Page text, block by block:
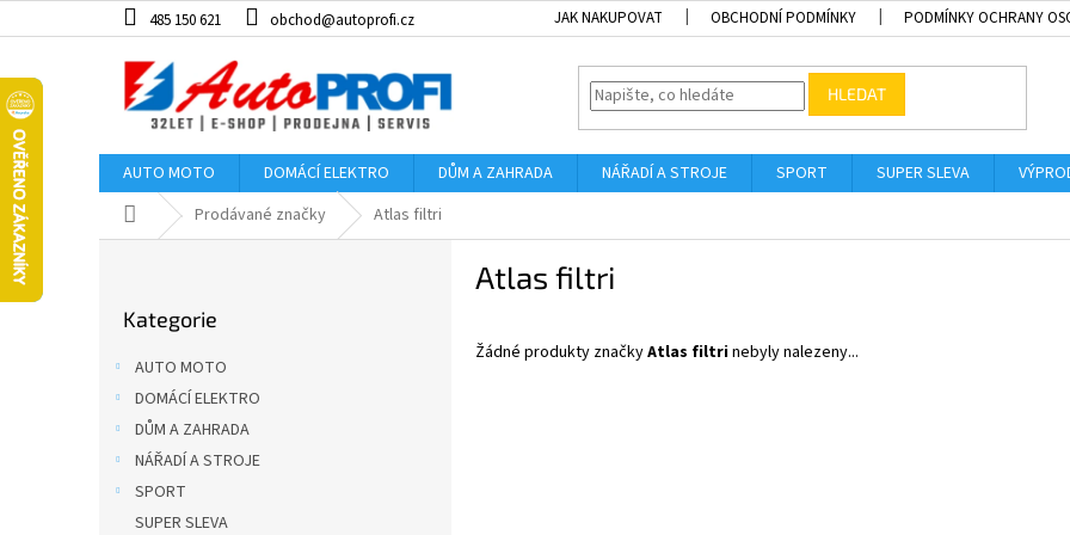
na
485 150 621 obchod@autoprofi.cz JAK NAKUPOVAT OBCHODNÍ PODMÍNKY PODMÍNKY OCHRANY
HLEDAT
AUTO MOTO DOMÁCÍ ELEKTRO DŮM A ZAHRADA NÁŘADÍ A STROJE SPORT SUPER SLEVA
Domů Prodávané značky Atlas filtri
kategorie
Kategorie
AUTO MOTO
DOMÁCÍ ELEKTRO
DŮM A ZAHRADA
NÁŘADÍ A STROJE
SPORT
SUPER SLEVA
Atlas filtri
Žádné produkty značkyAtlas filtrinebyly nalezeny...